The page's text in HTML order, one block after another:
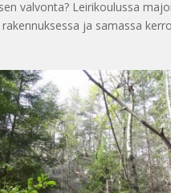
valvonta? Leirikoulussa
ja samassa